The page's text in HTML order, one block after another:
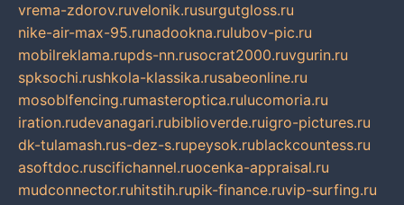
vrema-zdorov.ruvelonik.rusurgutgloss.ru
nike-air-max-95.runadookna.rulubov-pic.ru
mobilreklama.rupds-nn.rusocrat2000.ruvgurin.ru
spksochi.rushkola-klassika.rusabeonline.ru
mosoblfencing.rumasteroptica.rulucomoria.ru
iration.rudevanagari.rubiblioverde.ruigro-pictures.ru
dk-tulamash.rus-dez-s.rupeysok.rublackcountess.ru
asoftdoc.ruscifichannel.ruocenka-appraisal.ru
mudconnector.ruhitstih.rupik-finance.ruvip-surfing.ru